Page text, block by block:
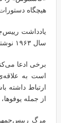
هیچگاه
سال ۱۹۶۳ نوشته شد. و فقط ده روز بعد، «کندی» ترور شد.
برخی ادعا
است به
ارتباط داشته
از جمله
مرگ